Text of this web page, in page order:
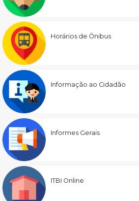
Horários de Ônibus
Informação ao Cidadão
Informes Gerais
ITBI Online